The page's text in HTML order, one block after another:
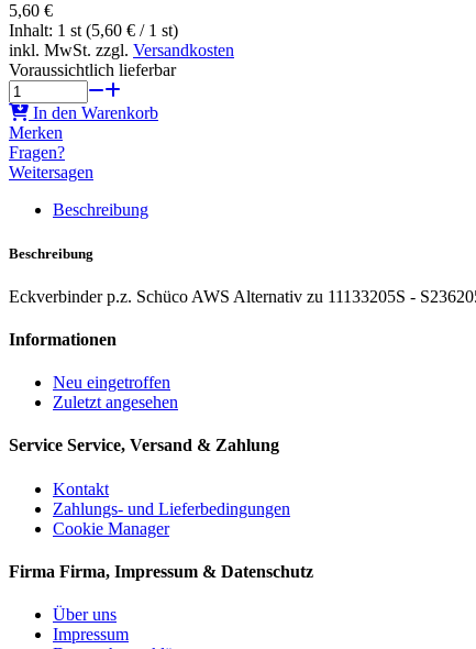
5,60 €
Inhalt: 1 st (5,60 € / 1 st)
inkl. MwSt. zzgl. Versandkosten
Voraussichtlich lieferbar
In den Warenkorb
Merken
Fragen?
Weitersagen
Beschreibung
Beschreibung
Eckverbinder p.z. Schüco AWS Alternativ zu 11133205S -
Informationen
Neu eingetroffen
Zuletzt angesehen
Service Service, Versand & Zahlung
Kontakt
Zahlungs- und Lieferbedingungen
Cookie Manager
Firma Firma, Impressum & Datenschutz
Über uns
Impressum